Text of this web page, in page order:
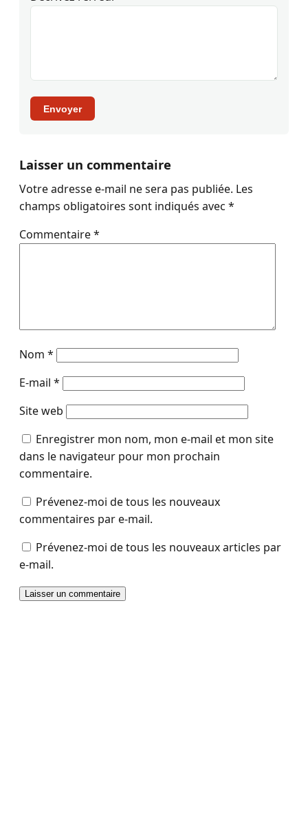
Envoyer
Laisser un commentaire
Votre adresse e-mail ne sera pas publiée. Les
champs obligatoires sont indiqués avec *
Commentaire*
Nom *
E-mail *
Site web
Enregistrer mon nom, mon e-mail et mon site
dans le navigateur pour mon prochain
commentaire.
Prévenez-moi de tous les nouveaux
commentaires par e-mail.
Prévenez-moi de tous les nouveaux articles par
e-mail.